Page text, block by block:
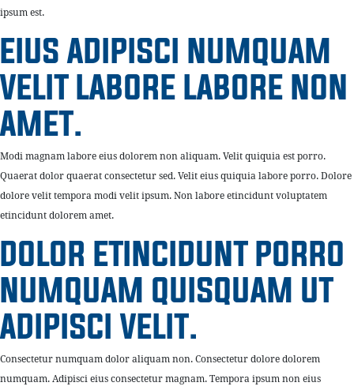
ipsum est.
EIUS ADIPISCI NUMQUAM
VELIT LABORE LABORE NON
AMET.
Modi magnam labore eius dolorem non aliquam. Velit quiquia est porro.
Quaerat dolor quaerat consectetur sed. Velit eius quiquia labore porro. Dolore
dolore velit tempora modi velit ipsum. Non labore etincidunt voluptatem
etincidunt dolorem amet.
DOLOR ETINCIDUNT PORRO
NUMQUAM QUISQUAM UT
ADIPISCI VELIT.
Consectetur numquam dolor aliquam non. Consectetur dolore dolorem
numquam. Adipisci eius consectetur magnam. Tempora ipsum non eius